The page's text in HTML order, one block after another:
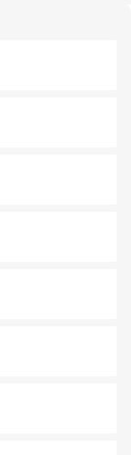
外せないスポット